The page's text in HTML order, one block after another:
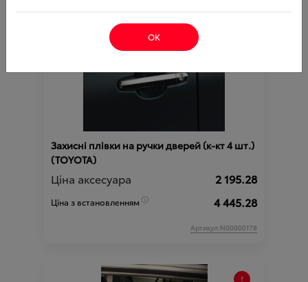
Захисні плівки на ручки дверей (к-кт 4 шт.)
(TOYOTA)
Ціна аксесуара 2 195.28
Ціна з встановленням 4 445.28
Артикул:N00000178
ОК